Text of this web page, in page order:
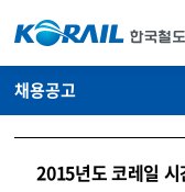
채용공고
2015년도 코레일